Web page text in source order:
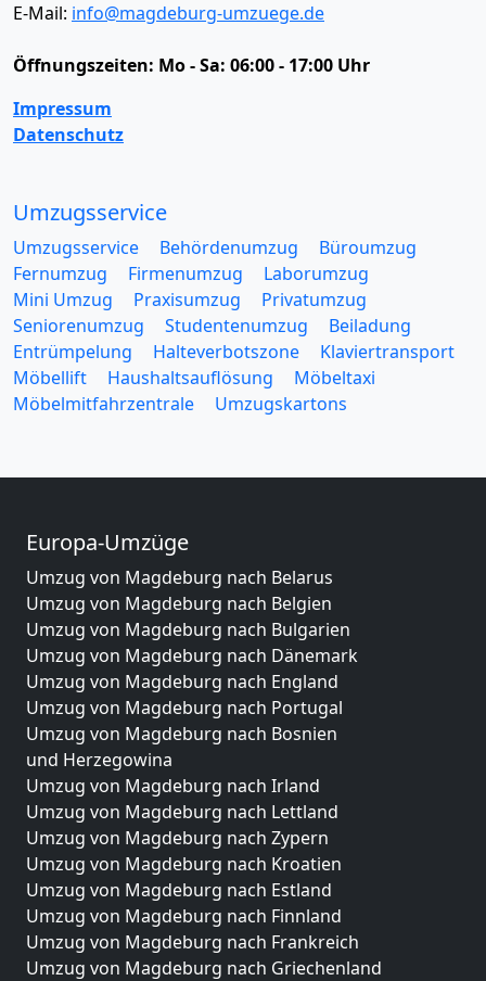
E-Mail: info@magdeburg-umzuege.de
Öffnungszeiten: Mo - Sa: 06:00 - 17:00 Uhr
Impressum
Datenschutz
Umzugsservice
Umzugsservice Behördenumzug
Büroumzug
Fernumzug
Firmenumzug
Laborumzug
Mini Umzug
Praxisumzug
Privatumzug
Seniorenumzug
Studentenumzug
Beiladung
Entrümpelung
Halteverbotszone
Klaviertransport
Möbellift
Haushaltsauflösung
Möbeltaxi
Möbelmitfahrzentrale
Umzugskartons
Europa-Umzüge
Umzug von Magdeburg nach Belarus
Umzug von Magdeburg nach Belgien
Umzug von Magdeburg nach Bulgarien
Umzug von Magdeburg nach Dänemark
Umzug von Magdeburg nach England
Umzug von Magdeburg nach Portugal
Umzug von Magdeburg nach Bosnien
und Herzegowina
Umzug von Magdeburg nach Irland
Umzug von Magdeburg nach Lettland
Umzug von Magdeburg nach Zypern
Umzug von Magdeburg nach Kroatien
Umzug von Magdeburg nach Estland
Umzug von Magdeburg nach Finnland
Umzug von Magdeburg nach Frankreich
Umzug von Magdeburg nach Griechenland